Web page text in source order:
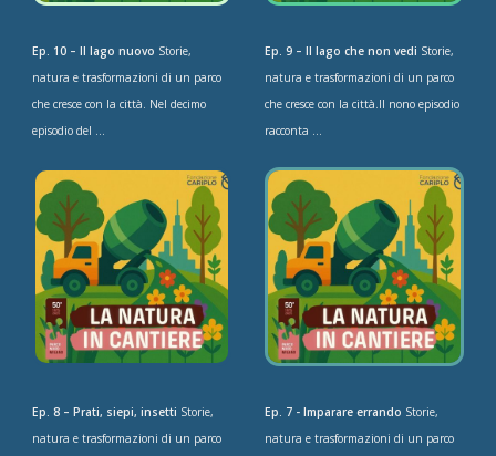
Ep. 10 – Il lago nuovo Storie,
natura e trasformazioni di un parco
che cresce con la città. Nel decimo
episodio del ...
Ep. 9 – Il lago che non vedi Storie,
natura e trasformazioni di un parco
che cresce con la città.Il nono episodio
racconta ...
Ep. 8 – Prati, siepi, insetti Storie,
natura e trasformazioni di un parco
Ep. 7 - Imparare errando Storie,
natura e trasformazioni di un parco